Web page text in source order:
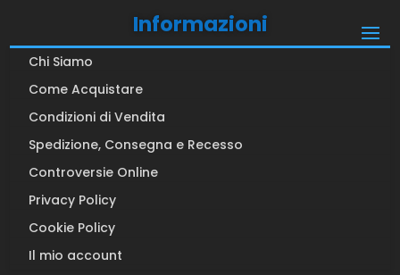
Informazioni
Chi Siamo
Come Acquistare
Condizioni di Vendita
Spedizione, Consegna e Recesso
Controversie Online
Privacy Policy
Cookie Policy
Il mio account